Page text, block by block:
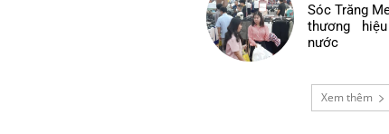
Sóc Trăng
thương
nước
Xem thêm